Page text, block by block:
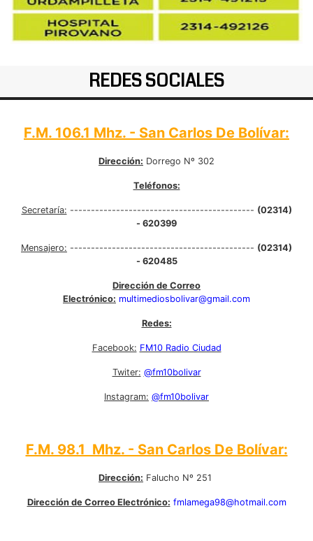
REDES SOCIALES
F.M. 106.1 Mhz. - San Carlos De Bolívar:
Dirección: Dorrego Nº 302
Teléfonos:
Secretaría: -------------------------------------------- (02314)
- 620399
Mensajero: -------------------------------------------- (02314)
- 620485
Dirección de Correo
Electrónico: multimediosbolivar@gmail.com
Redes:
Facebook: FM10 Radio Ciudad
Twiter: @fm10bolivar
Instagram: @fm10bolivar
F.M. 98.1 Mhz. - San Carlos De Bolívar:
Dirección: Falucho Nº 251
Dirección de Correo Electrónico: fmlamega98@hotmail.com